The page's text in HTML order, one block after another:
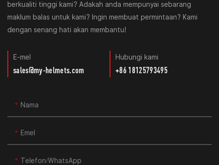
berkualiti tinggi kami? Adakah anda mempunyai sebarang
maklum balas untuk kami? Ingin membuat permintaan? Kami
dengan senang hati akan membantu!
E-mel
sales@my-helmets.com
Hubungi kami
+86 18125793495
Nama
Emel
Telefon/WhatsApp